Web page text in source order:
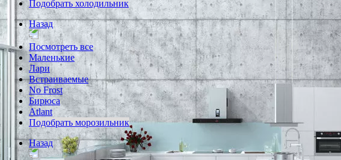
Подобрать холодильник
Назад
Посмотреть все
Маленькие
Лари
Встраиваемые
No Frost
Бирюса
Atlant
Подобрать морозильник
Назад